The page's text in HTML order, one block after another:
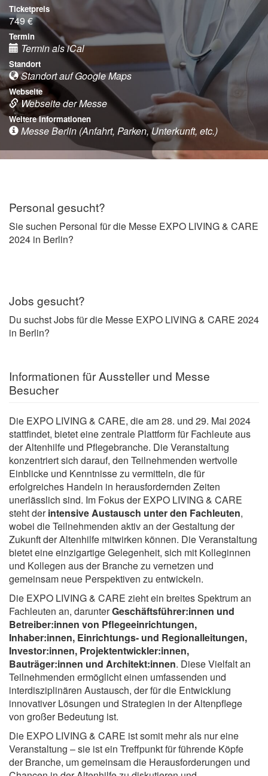
Ticketpreis
749 €
Termin
Termin als iCal
Standort
Standort auf Google Maps
Webseite
Webseite der Messe
Weitere Informationen
Messe Berlin (Anfahrt, Parken, Unterkunft, etc.)
Personal gesucht?
Sie suchen Personal für die Messe EXPO LIVING & CARE
2024 in Berlin?
Jobs gesucht?
Du suchst Jobs für die Messe EXPO LIVING & CARE 2024
in Berlin?
Informationen für Aussteller und Messe
Besucher
Die EXPO LIVING & CARE, die am 28. und 29. Mai 2024
stattfindet, bietet eine zentrale Plattform für Fachleute aus
der Altenhilfe und Pflegebranche. Die Veranstaltung
konzentriert sich darauf, den Teilnehmenden wertvolle
Einblicke und Kenntnisse zu vermitteln, die für
erfolgreiches Handeln in herausfordernden Zeiten
unerlässlich sind. Im Fokus der EXPO LIVING & CARE
steht derintensive Austausch unter den Fachleuten,
wobei die Teilnehmenden aktiv an der Gestaltung der
Zukunft der Altenhilfe mitwirken können. Die Veranstaltung
bietet eine einzigartige Gelegenheit, sich mit Kolleginnen
und Kollegen aus der Branche zu vernetzen und
gemeinsam neue Perspektiven zu entwickeln.
Die EXPO LIVING & CARE zieht ein breites Spektrum an
Fachleuten an, darunterGeschäftsführer:innen und
Betreiber:innen von Pflegeeinrichtungen,
Inhaber:innen, Einrichtungs- und Regionalleitungen,
Investor:innen, Projektentwickler:innen,
Bauträger:innen und Architekt:innen. Diese Vielfalt an
Teilnehmenden ermöglicht einen umfassenden und
interdisziplinären Austausch, der für die Entwicklung
innovativer Lösungen und Strategien in der Altenpflege
von großer Bedeutung ist.
Die EXPO LIVING & CARE ist somit mehr als nur eine
Veranstaltung – sie ist ein Treffpunkt für führende Köpfe
der Branche, um gemeinsam die Herausforderungen und